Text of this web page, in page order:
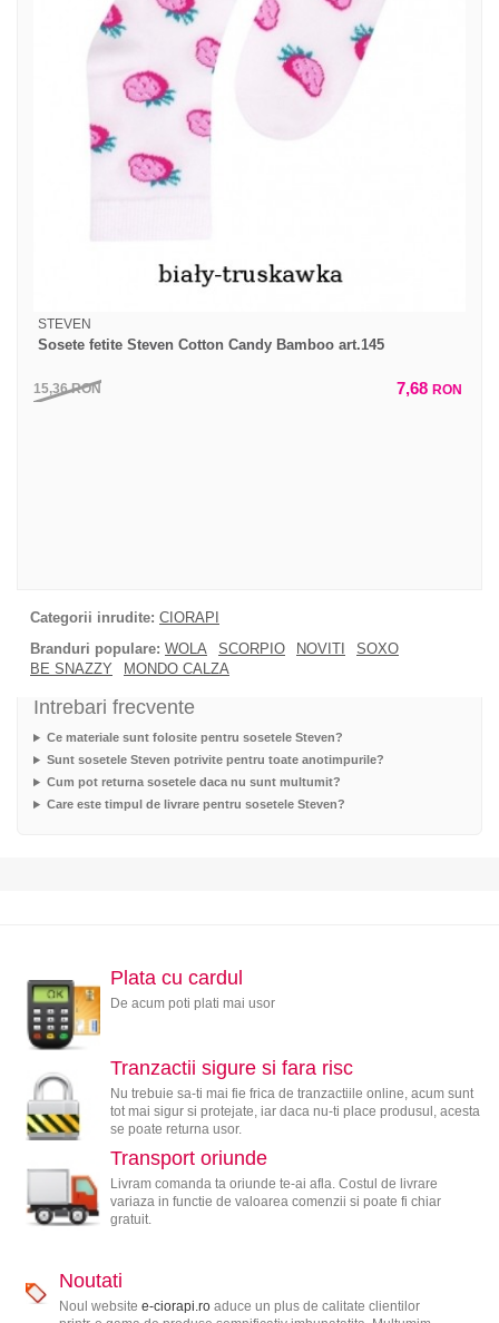
STEVEN
Sosete fetite Steven Cotton Candy Bamboo art.145
15,36RON 7,68 RON
Categorii inrudite: CIORAPI
Branduri populare: WOLA SCORPIO NOVITI
SOXO
BE SNAZZY
MONDO CALZA
Intrebari frecvente
Ce materiale sunt folosite pentru sosetele Steven?
Sunt sosetele Steven potrivite pentru toate anotimpurile?
Cum pot returna sosetele daca nu sunt multumit?
Care este timpul de livrare pentru sosetele Steven?
Plata cu cardul
De acum poti plati mai usor
Tranzactii sigure si fara risc
Nu trebuie sa-ti mai fie frica de tranzactiile online, acum sunt
tot mai sigur si protejate, iar daca nu-ti place produsul, acesta
se poate returna usor.
Transport oriunde
Livram comanda ta oriunde te-ai afla. Costul de livrare
variaza in functie de valoarea comenzii si poate fi chiar
gratuit.
Noutati
Noul website e-ciorapi.roaduce un plus de calitate clientilor